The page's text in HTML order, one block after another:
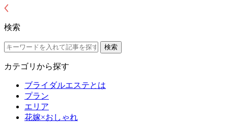
検索
カテゴリから探す
ブライダルエステとは
プラン
エリア
花嫁×おしゃれ